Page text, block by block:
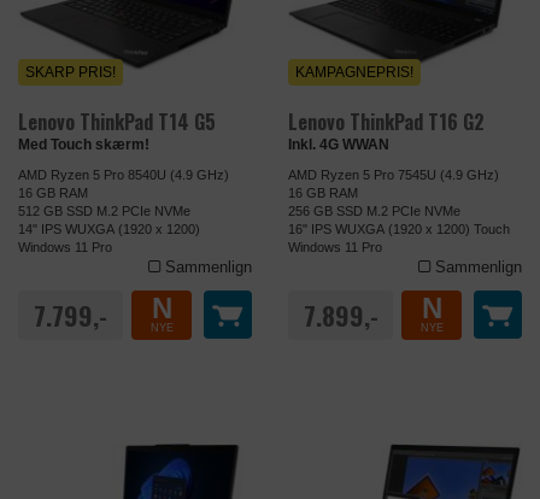
Lenovo ThinkPad T14 G5
Med Touch skærm!
SKARP PRIS!
AMD Ryzen 5 Pro 8540U (4.9 GHz)
16 GB RAM
512 GB SSD M.2 PCIe NVMe
14" IPS WUXGA (1920 x 1200)
Windows 11 Pro
Sammenlign
7.799,- N
NYE
Lenovo ThinkPad T16 G2
Inkl. 4G WWAN
KAMPAGNEPRIS!
AMD Ryzen 5 Pro 7545U (4.9 GHz)
16 GB RAM
256 GB SSD M.2 PCIe NVMe
16" IPS WUXGA (1920 x 1200) Touch
Windows 11 Pro
Sammenlign
7.899,- N
NYE